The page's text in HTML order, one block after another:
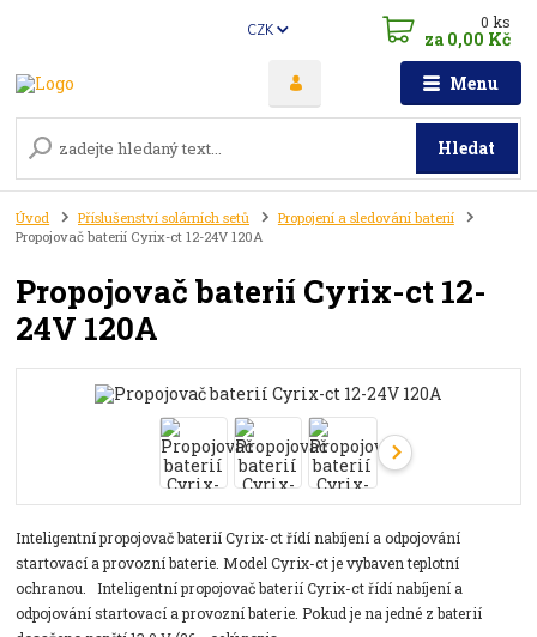
Menu
CZK
Hledat
0ks
za 0,00 Kč
Úvod Příslušenství solárních setů
Propojení a sledování baterií
Propojovač baterií Cyrix-ct 12-24V 120A
Propojovač baterií Cyrix-ct 12-
24V 120A
Inteligentní propojovač baterií Cyrix-ct řídí nabíjení a odpojování
startovací a provozní baterie. Model Cyrix-ct je vybaven teplotní
ochranou. Inteligentní propojovač baterií Cyrix-ct řídí nabíjení a
odpojování startovací a provozní baterie. Pokud je na jedné z baterií